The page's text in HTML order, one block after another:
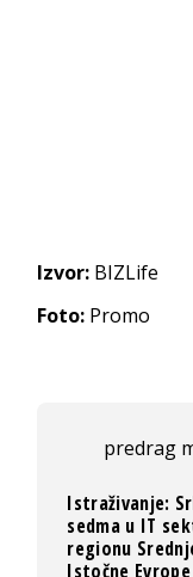
Izvor: BIZLife
Foto: Promo
predrag
Istraživanje:
sedma u IT
regionu
Istočne Evrope